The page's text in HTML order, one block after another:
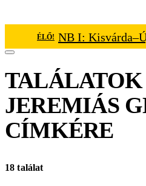
ÉLŐ! NB I:
TALÁLATOK
JEREMIÁS
CÍMKÉRE
18 találat